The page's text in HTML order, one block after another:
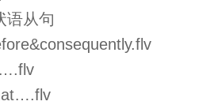
语从句